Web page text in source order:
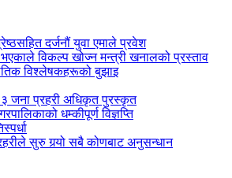
दर्जनौं युवा एमाले प्रवेश
विकल्प खोज्न मन्त्री खनालको प्रस्ताव
विश्लेषकहरूको बुझाइ
३ जना प्रहरी अधिकृत पुरस्कृत
धम्कीपूर्ण विज्ञप्ति
सुरु गर्‍यो सबै कोणबाट अनुसन्धान